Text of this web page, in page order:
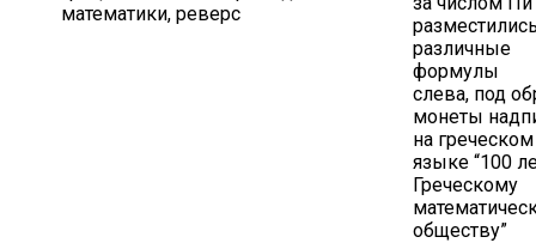
математики, реверс
различные
формулы
слева, под
монеты
на греческом
языке “100
Греческому
обществу”